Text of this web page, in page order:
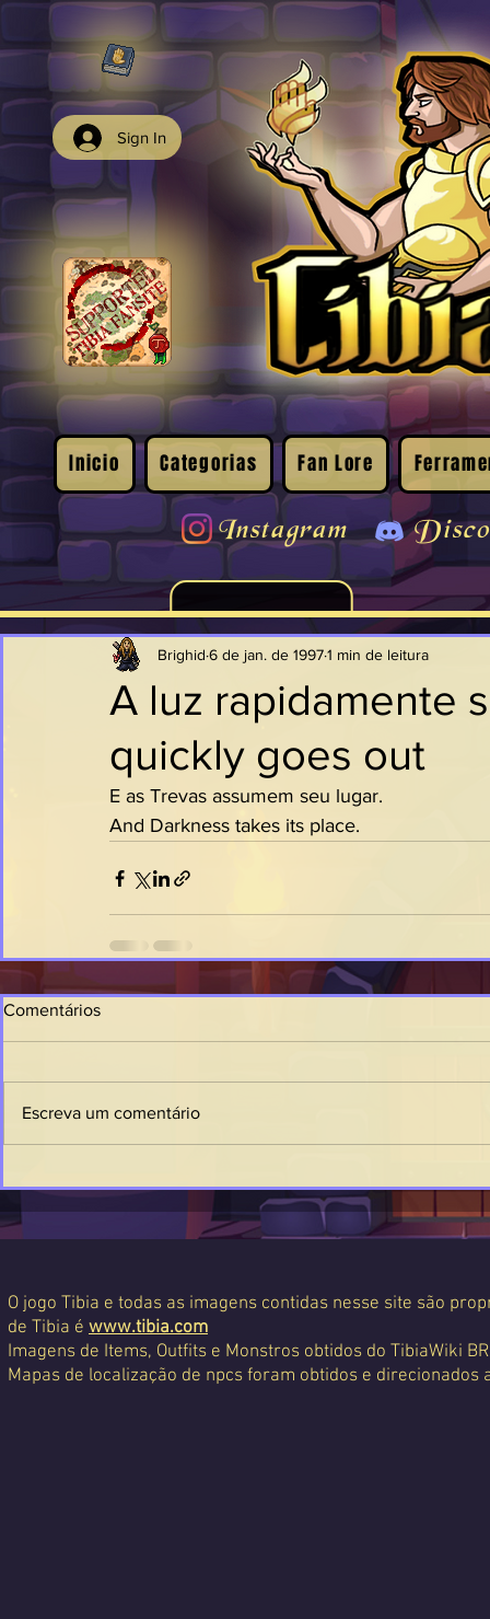
Sign In
Inicio Categorias Fan Lore
Instagram
A luz rapidamente
quickly goes out
Brighid 6 de jan. de 19971 min de leitura
E as Trevas assumem seu lugar.
And Darkness takes its place.
Comentários
Escreva um comentário
O jogo Tibia e todas as imagens contidas nesse site são
de Tibia é www.tibia.com
Imagens de Items, Outfits e Monstros obtidos do TibiaWiki
Mapas de localização de npcs foram obtidos e direcionados